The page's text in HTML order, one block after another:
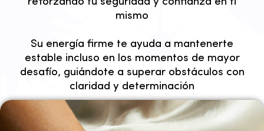
mismo
Su energía firme te ayuda a mantenerte
estable incluso en los momentos de mayor
desafío, guiándote a superar obstáculos con
claridad y determinación